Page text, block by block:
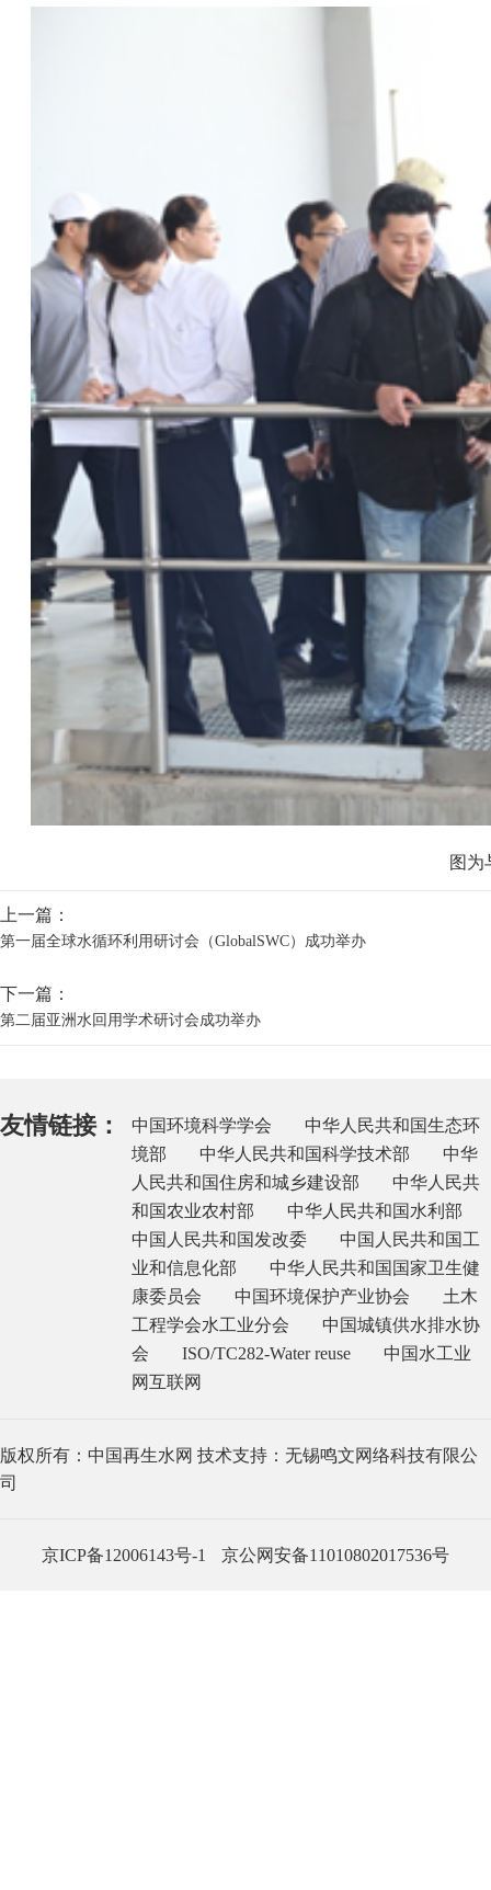
图为
上一篇：
第一届全球水循环利用研讨会（GlobalSWC）成功举办
下一篇：
第二届亚洲水回用学术研讨会成功举办
友情链接： 中国环境科学学会
中华人民共和国生态环
境部
中华人民共和国科学技术部
中华
人民共和国住房和城乡建设部
中华人民共
和国农业农村部
中华人民共和国水利部
中国人民共和国发改委
中国人民共和国工
业和信息化部
中华人民共和国国家卫生健
康委员会
中国环境保护产业协会
土木
工程学会水工业分会
中国城镇供水排水协
会
ISO/TC282-Water reuse
中国水工业
网互联网
版权所有：中国再生水网 技术支持：无锡鸣文网络科技有限公
司
京ICP备12006143号-1 京公网安备11010802017536号